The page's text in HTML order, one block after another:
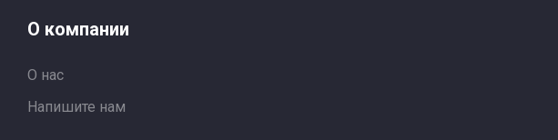
О компании
О нас
Напишите нам